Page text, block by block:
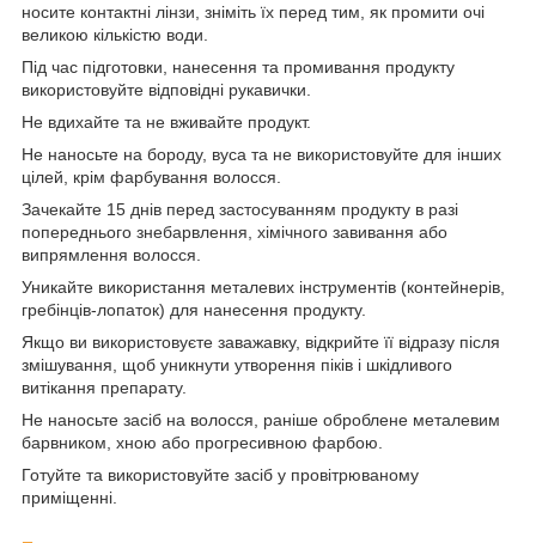
носите контактні лінзи, зніміть їх перед тим, як промити очі
великою кількістю води.
Під час підготовки, нанесення та промивання продукту
використовуйте відповідні рукавички.
Не вдихайте та не вживайте продукт.
Не наносьте на бороду, вуса та не використовуйте для інших
цілей, крім фарбування волосся.
Зачекайте 15 днів перед застосуванням продукту в разі
попереднього знебарвлення, хімічного завивання або
випрямлення волосся.
Уникайте використання металевих інструментів (контейнерів,
гребінців-лопаток) для нанесення продукту.
Якщо ви використовуєте заважавку, відкрийте її відразу після
змішування, щоб уникнути утворення піків і шкідливого
витікання препарату.
Не наносьте засіб на волосся, раніше оброблене металевим
барвником, хною або прогресивною фарбою.
Готуйте та використовуйте засіб у провітрюваному
приміщенні.